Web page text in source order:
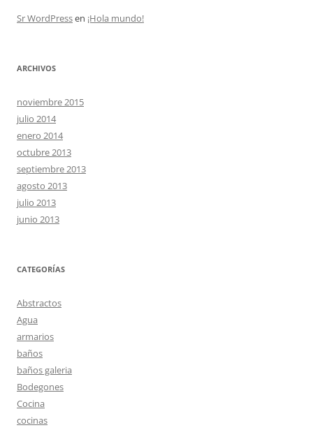
Sr WordPressen ¡Hola mundo!
ARCHIVOS
noviembre 2015
julio 2014
enero 2014
octubre 2013
septiembre 2013
agosto 2013
julio 2013
junio 2013
CATEGORÍAS
Abstractos
Agua
armarios
baños
baños galeria
Bodegones
Cocina
cocinas